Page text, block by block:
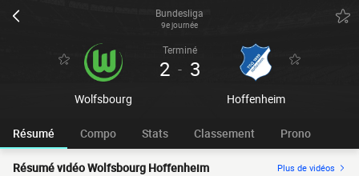
Bundesliga
9e journée
Wolfsbourg
Terminé
2 - 3
Hoffenheim
Résumé Compo Stats Classement Prono
Résumé vidéo Wolfsbourg Hoffenheim Plus de vidéos